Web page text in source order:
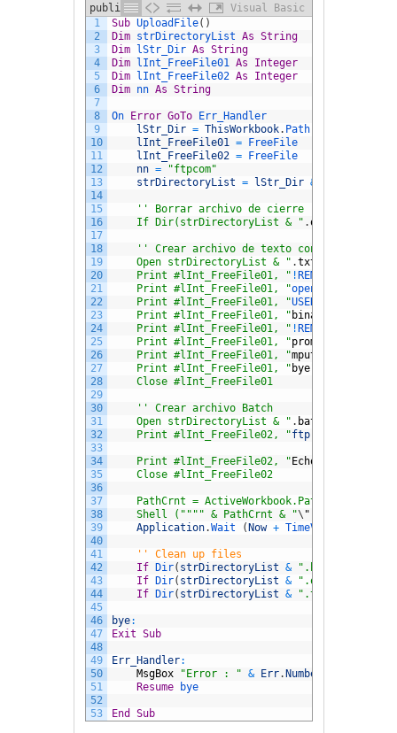
publish
Visual Basic
1
2
3
4
5
6
7
8
9
10
11
12
13
14
15
16
17
18
19
20
21
22
23
24
25
26
27
28
29
30
31
32
33
34
35
36
37
38
39
40
41
42
43
44
45
46
47
48
49
50
51
52
53
Sub UploadFile( )
Dim strDirectoryList As String
Dim lStr_Dir As String
Dim lInt_FreeFile01 As
Integer
Dim lInt_FreeFile02 As
Integer
Dim nn As String
On Error GoTo Err_Handler
lStr_Dir = ThisWorkbook. Path
lInt_FreeFile01
= FreeFile
lInt_FreeFile02 = FreeFile
nn =
"ftpcom"
strDirectoryList = lStr_Dir &
'' Borrar archivo de cierre
If Dir(strDirectoryList & " .out
'' Crear archivo de texto con
Open strDirectoryList & " .txt
Print #lInt_FreeFile01, " !REM
Print #lInt_FreeFile01, "open
Print #lInt_FreeFile01, "USER
Print #lInt_FreeFile01, " binary
Print #lInt_FreeFile01, " !REM
Print #lInt_FreeFile01, "prompt
Print #lInt_FreeFile01, "mput
Print #lInt_FreeFile01, " bye
Close #lInt_FreeFile01
'' Crear archivo Batch
Open strDirectoryList & " . bat
Print #lInt_FreeFile02, "ftp
Print #lInt_FreeFile02, "Echo
Close #lInt_FreeFile02
PathCrnt = ActiveWorkbook.Path
Shell (" "" " & PathCrnt & "\ "
Application.Wait (Now + TimeValue
'' Clean up files
If Dir( strDirectoryList & ".bat"
If Dir( strDirectoryList & ".out"
If Dir( strDirectoryList & ".txt"
bye:
Exit Sub
Err_Handler:
MsgBox
"Error : " & Err.Number
Resume
bye
End Sub